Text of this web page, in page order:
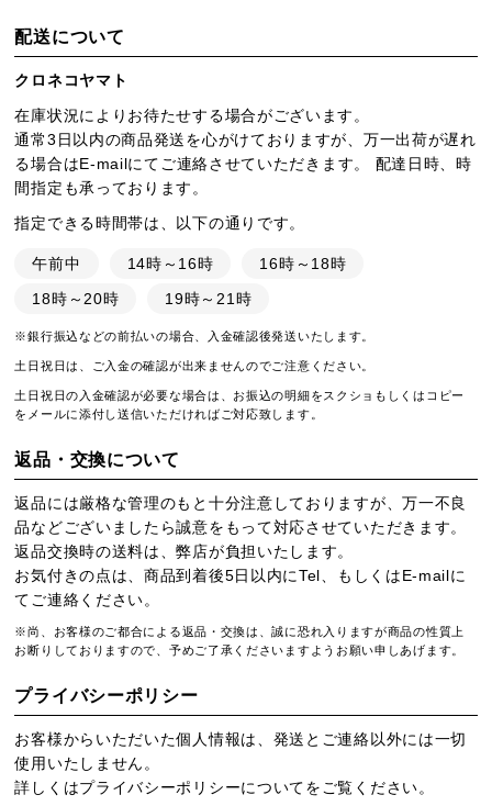
配送について
クロネコヤマト
在庫状況によりお待たせする場合がございます。
通常3日以内の商品発送を心がけておりますが、万一出荷が遅れ
る場合はE-mailにてご連絡させていただきます。 配達日時、時
間指定も承っております。
指定できる時間帯は、以下の通りです。
午前中 14時～16時
16時～18時
18時～20時
19時～21時
※銀行振込などの前払いの場合、入金確認後発送いたします。
土日祝日は、ご入金の確認が出来ませんのでご注意ください。
土日祝日の入金確認が必要な場合は、お振込の明細をスクショもしくはコピー
をメールに添付し送信いただければご対応致します。
返品・交換について
返品には厳格な管理のもと十分注意しておりますが、万一不良
品などございましたら誠意をもって対応させていただきます。
返品交換時の送料は、弊店が負担いたします。
お気付きの点は、商品到着後5日以内にTel、もしくはE-mailに
てご連絡ください。
※尚、お客様のご都合による返品・交換は、誠に恐れ入りますが商品の性質上
お断りしておりますので、予めご了承くださいますようお願い申しあげます。
プライバシーポリシー
お客様からいただいた個人情報は、発送とご連絡以外には一切
使用いたしません。
詳しくはプライバシーポリシーについてをご覧ください。